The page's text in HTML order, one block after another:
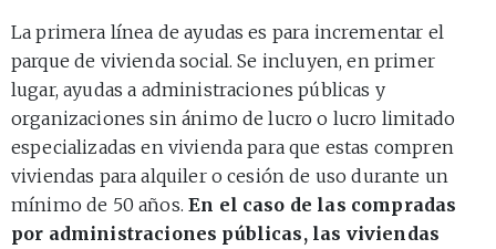
La primera línea de ayudas es para incrementar el
parque de vivienda social. Se incluyen, en primer
lugar, ayudas a administraciones públicas y
organizaciones sin ánimo de lucro o lucro limitado
especializadas en vivienda para que estas compren
viviendas para alquiler o cesión de uso durante un
mínimo de 50 años.En el caso de las compradas
por administraciones públicas, las viviendas